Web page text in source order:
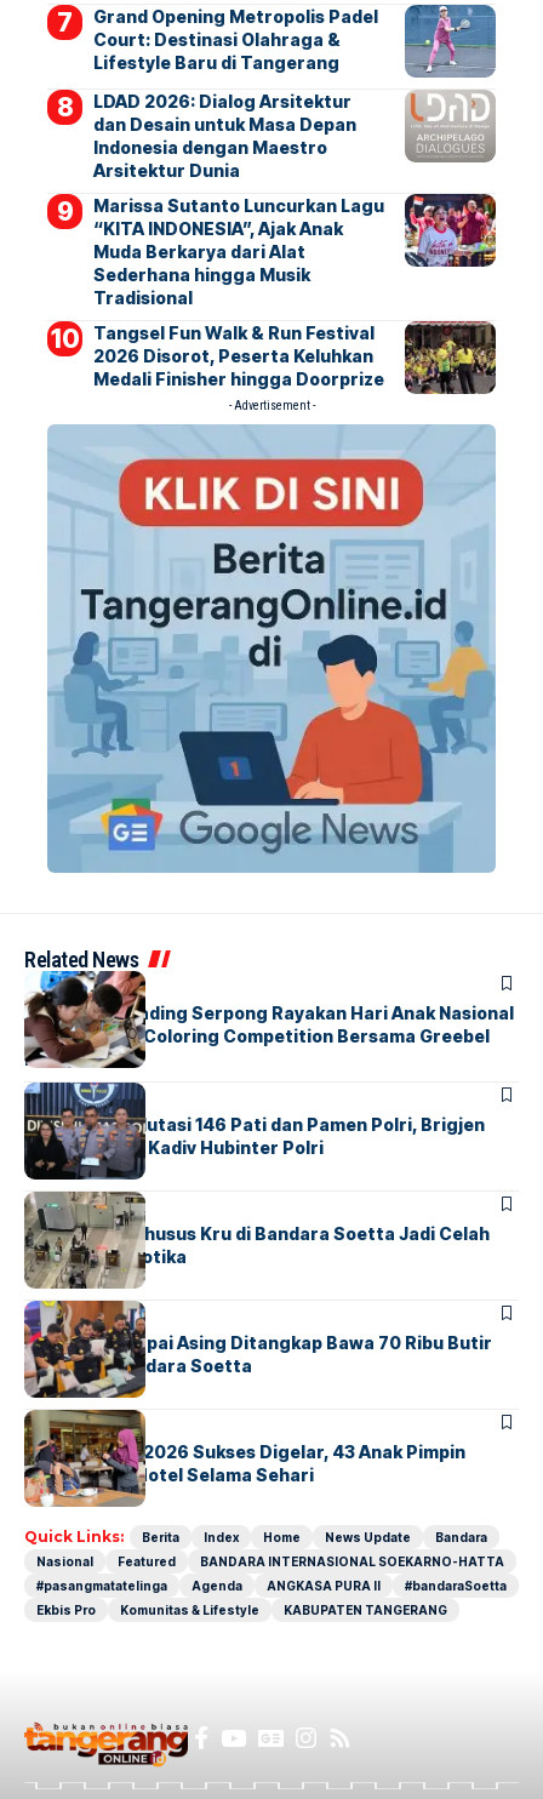
Grand Opening Metropolis Padel
Court: Destinasi Olahraga &
Lifestyle Baru di Tangerang
LDAD 2026: Dialog Arsitektur
dan Desain untuk Masa Depan
Indonesia dengan Maestro
Arsitektur Dunia
Marissa Sutanto Luncurkan Lagu
“KITA INDONESIA”, Ajak Anak
Muda Berkarya dari Alat
Sederhana hingga Musik
Tradisional
Tangsel Fun Walk & Run Festival
2026 Disorot, Peserta Keluhkan
Medali Finisher hingga Doorprize
- Advertisement -
Related News
BERITAINDEX
Atria Hotel Gading Serpong Rayakan Hari Anak Nasional
Lewat Family Coloring Competition Bersama Greebel
Indonesia
BERITA
Mabes Polri Mutasi 146 Pati dan Pamen Polri, Brigjen
Untung Jabat Kadiv Hubinter Polri
BANDARABERITA
Ketika Jalur Khusus Kru di Bandara Soetta Jadi Celah
Sindikat Narkotika
BANDARA BERITA
Kopilot Maskapai Asing Ditangkap Bawa 70 Ribu Butir
Ekstasi di Bandara Soetta
BERITAINDEX
GM For A Day 2026 Sukses Digelar, 43 Anak Pimpin
Operasional Hotel Selama Sehari
Quick Links: Berita Index Home News Update
Bandara
Nasional
Featured
BANDARA INTERNASIONAL SOEKARNO-HATTA
#pasangmatatelinga
Agenda ANGKASA PURA II
#bandaraSoetta
Ekbis Pro
Komunitas & Lifestyle KABUPATEN TANGERANG